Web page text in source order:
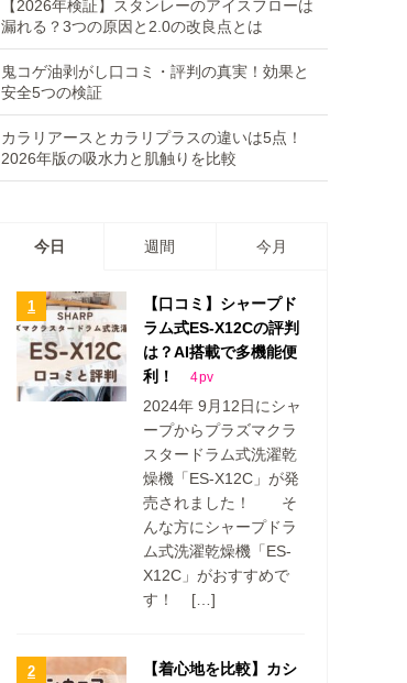
【2026年検証】スタンレーのアイスフローは
漏れる？3つの原因と2.0の改良点とは
鬼コゲ油剥がし口コミ・評判の真実！効果と
安全5つの検証
カラリアースとカラリプラスの違いは5点！
2026年版の吸水力と肌触りを比較
今日 週間 今月
【口コミ】シャープド
ラム式ES-X12Cの評判
は？AI搭載で多機能便
利！
4pv
2024年 9月12日にシャ
ープからプラズマクラ
スタードラム式洗濯乾
燥機「ES-X12C」が発
売されました！ そ
んな方にシャープドラ
ム式洗濯乾燥機「ES-
X12C」がおすすめで
す！ […]
【着心地を比較】カシ